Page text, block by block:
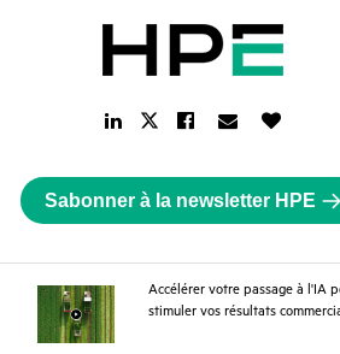
LinkedIn
Link
TwitterFacebook
Link
Email
Link
Sabonner à la newsletter HPE
Accélérer votre passage à l'IA
stimuler vos résultats